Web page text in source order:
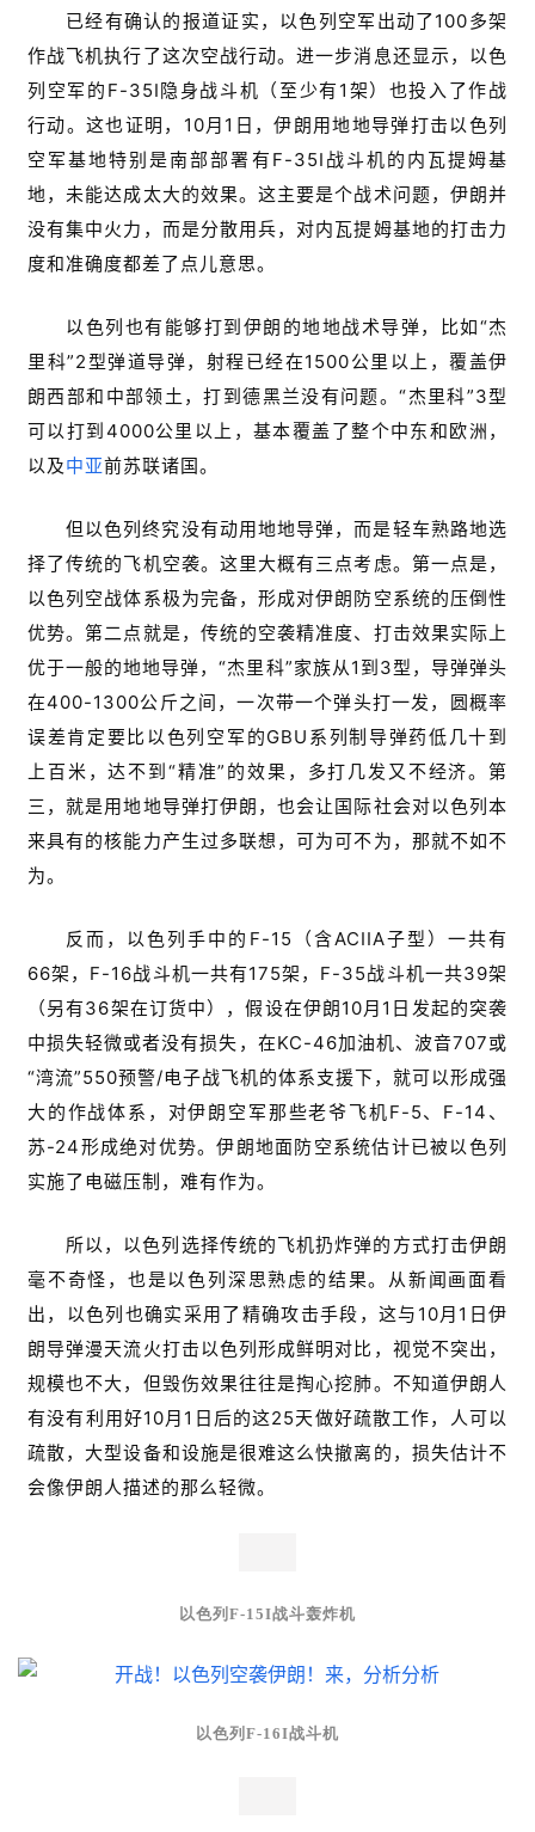
已经有确认的报道证实，以色列空军出动了100多架
作战飞机执行了这次空战行动。进一步消息还显示，以色
列空军的F-35I隐身战斗机（至少有1架）也投入了作战
行动。这也证明，10月1日，伊朗用地地导弹打击以色列
空军基地特别是南部部署有F-35I战斗机的内瓦提姆基
地，未能达成太大的效果。这主要是个战术问题，伊朗并
没有集中火力，而是分散用兵，对内瓦提姆基地的打击力
度和准确度都差了点儿意思。
以色列也有能够打到伊朗的地地战术导弹，比如“杰
里科”2型弹道导弹，射程已经在1500公里以上，覆盖伊
朗西部和中部领土，打到德黑兰没有问题。“杰里科”3型
可以打到4000公里以上，基本覆盖了整个中东和欧洲，
以及中亚前苏联诸国。
但以色列终究没有动用地地导弹，而是轻车熟路地选
择了传统的飞机空袭。这里大概有三点考虑。第一点是，
以色列空战体系极为完备，形成对伊朗防空系统的压倒性
优势。第二点就是，传统的空袭精准度、打击效果实际上
优于一般的地地导弹，“杰里科”家族从1到3型，导弹弹头
在400-1300公斤之间，一次带一个弹头打一发，圆概率
误差肯定要比以色列空军的GBU系列制导弹药低几十到
上百米，达不到“精准”的效果，多打几发又不经济。第
三，就是用地地导弹打伊朗，也会让国际社会对以色列本
来具有的核能力产生过多联想，可为可不为，那就不如不
为。
反而，以色列手中的F-15（含ACIIA子型）一共有
66架，F-16战斗机一共有175架，F-35战斗机一共39架
（另有36架在订货中），假设在伊朗10月1日发起的突袭
中损失轻微或者没有损失，在KC-46加油机、波音707或
“湾流”550预警/电子战飞机的体系支援下，就可以形成强
大的作战体系，对伊朗空军那些老爷飞机F-5、F-14、
苏-24形成绝对优势。伊朗地面防空系统估计已被以色列
实施了电磁压制，难有作为。
所以，以色列选择传统的飞机扔炸弹的方式打击伊朗
毫不奇怪，也是以色列深思熟虑的结果。从新闻画面看
出，以色列也确实采用了精确攻击手段，这与10月1日伊
朗导弹漫天流火打击以色列形成鲜明对比，视觉不突出，
规模也不大，但毁伤效果往往是掏心挖肺。不知道伊朗人
有没有利用好10月1日后的这25天做好疏散工作，人可以
疏散，大型设备和设施是很难这么快撤离的，损失估计不
会像伊朗人描述的那么轻微。
以色列F-15I战斗轰炸机
以色列F-16I战斗机